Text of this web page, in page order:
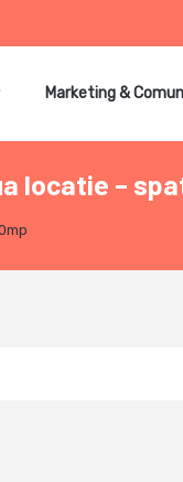
Marketing &
locatie –